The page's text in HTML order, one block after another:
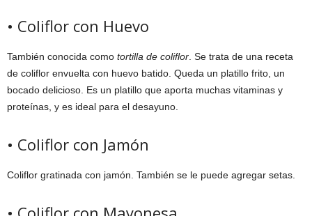
• Coliflor con Huevo
También conocida como tortilla de coliflor . Se trata de una receta
de coliflor envuelta con huevo batido. Queda un platillo frito, un
bocado delicioso. Es un platillo que aporta muchas vitaminas y
proteínas, y es ideal para el desayuno.
• Coliflor con Jamón
Coliflor gratinada con jamón. También se le puede agregar setas.